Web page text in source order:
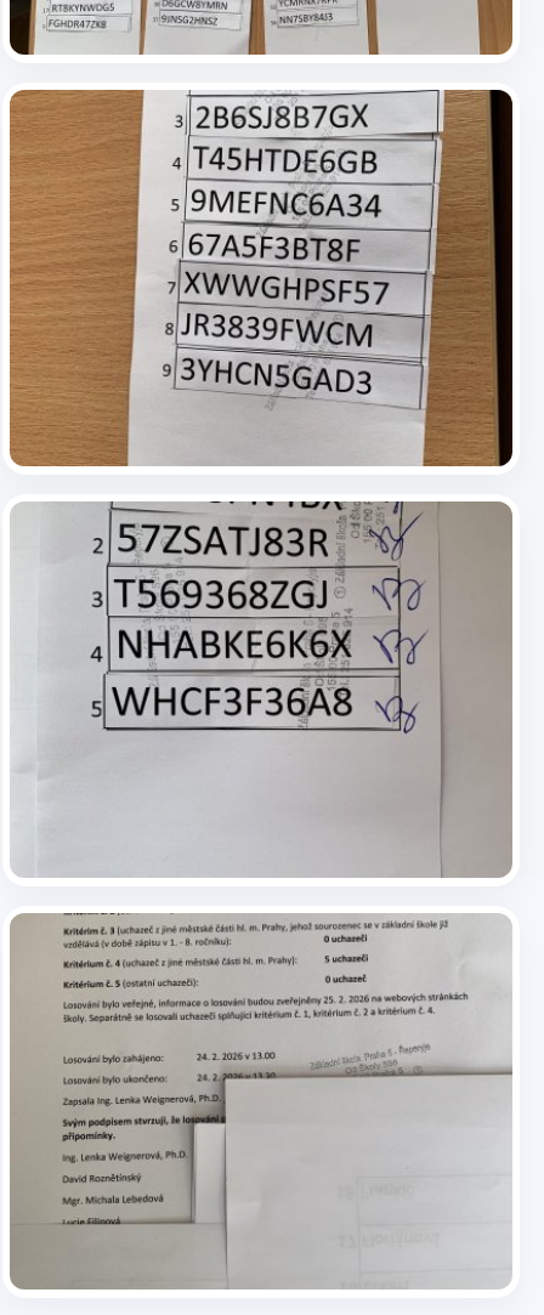
Publikováno: 25.2.2026 | Autor(ka): Michala Lebedová